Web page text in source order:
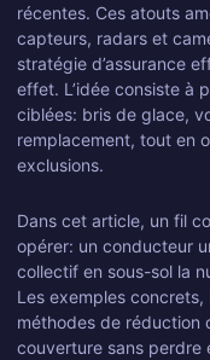
récentes. Ces atouts
capteurs, radars et
stratégie d’assurance
effet. L’idée consiste à
ciblées: bris de glace,
remplacement, tout en
exclusions.
Dans cet article, un fil
opérer: un conducteur
collectif en sous-sol la
Les exemples
méthodes de réduction
couverture sans perdre